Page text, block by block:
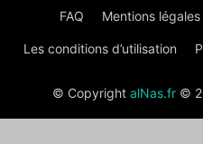
FAQ Mentions légales
Les conditions d’utilisation
© Copyright alNas.fr©